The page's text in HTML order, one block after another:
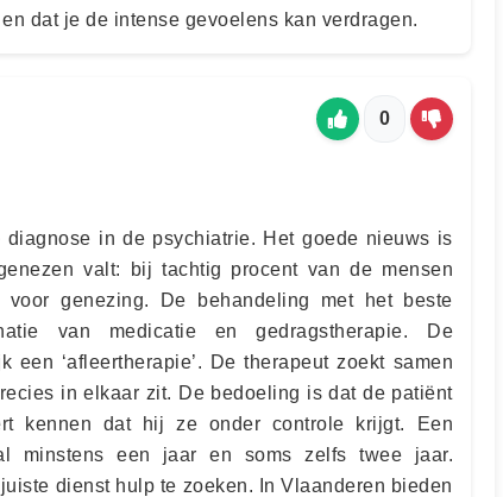
dat je de intense gevoelens kan verdragen.
0
in de psychiatrie. Het goede nieuws is
valt: bij tachtig procent van de mensen
genezing. De behandeling met het beste
van medicatie en gedragstherapie. De
een ‘afleertherapie’. De therapeut zoekt samen
in elkaar zit. De bedoeling is dat de patiënt
kennen dat hij ze onder controle krijgt. Een
minstens een jaar en soms zelfs twee jaar.
dienst hulp te zoeken. In Vlaanderen bieden